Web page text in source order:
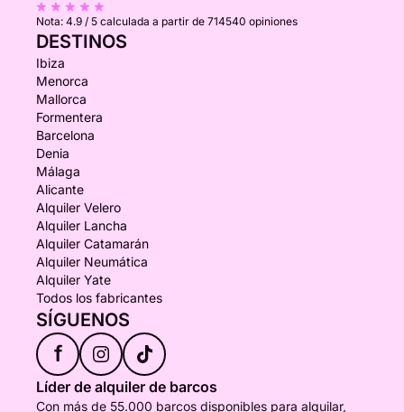
Nota: 4.9 / 5 calculada a partir de 714540 opiniones
DESTINOS
Ibiza
Menorca
Mallorca
Formentera
Barcelona
Denia
Málaga
Alicante
Alquiler Velero
Alquiler Lancha
Alquiler Catamarán
Alquiler Neumática
Alquiler Yate
Todos los fabricantes
SÍGUENOS
f
Líder de alquiler de barcos
Con más de 55.000 barcos disponibles para alquilar,